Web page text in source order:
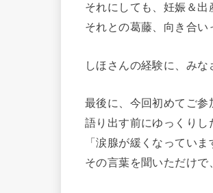
それにしても、妊娠＆出
それとの葛藤、向き合い
しほさんの経験に、みな
最後に、今回初めてご参
語り出す前にゆっくりし
「涙腺が緩くなっていま
その言葉を聞いただけ